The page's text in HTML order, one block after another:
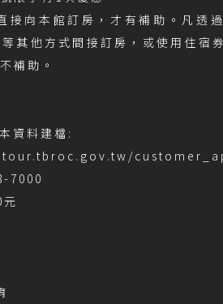
接向本館訂房，才有補助。凡透
其他方式間接訂房，或使用住宿
補助。
資料建檔:
7000